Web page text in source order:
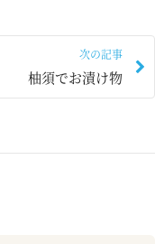
次の記事
柚須でお漬け物